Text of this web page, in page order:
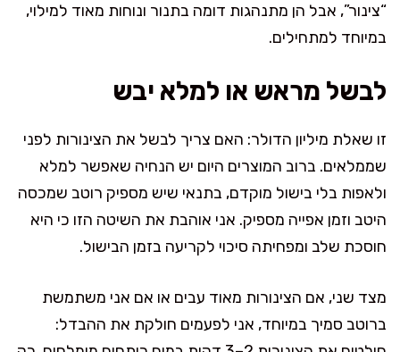
“צינור”, אבל הן מתנהגות דומה בתנור ונוחות מאוד למילוי,
במיוחד למתחילים.
לבשל מראש או למלא יבש
זו שאלת מיליון הדולר: האם צריך לבשל את הצינורות לפני
שממלאים. ברוב המוצרים היום יש הנחיה שאפשר למלא
ולאפות בלי בישול מוקדם, בתנאי שיש מספיק רוטב שמכסה
היטב וזמן אפייה מספיק. אני אוהבת את השיטה הזו כי היא
חוסכת שלב ומפחיתה סיכוי לקריעה בזמן הבישול.
מצד שני, אם הצינורות מאוד עבים או אם אני משתמשת
ברוטב סמיך במיוחד, אני לפעמים חולקת את ההבדל: